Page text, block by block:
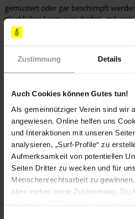
Zustimmung Details
Auch Cookies können Gutes tun!
Als gemeinnütziger Verein sind wir
angewiesen. Online helfen uns
und Interaktionen mit unseren
analysieren, „Surf-Profile“ zu
Aufmerksamkeit von potentiellen
Seiten Dritter zu wecken und für
Menschenrechtsarbeit zu
aber vorher deine Zustimmung. Du
gemustert oder gar beschimpft
glücklicher Junge sein dürfen, mit
sagt Jasmin.
Natalie Wenger istRedakteurin und
Amnesty International in der Schweiz.
#Menschenrechtsjournalismus
Du möchtest das Amnesty Journal
klicke hier.
Schlagworte